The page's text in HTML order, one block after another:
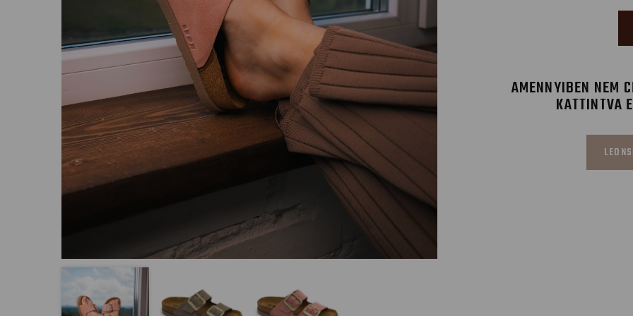
AMENNYIBEN NEM
KATTINTVA